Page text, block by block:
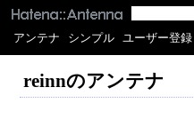
アンテナ シンプル ユーザー登録
reinnのアンテナ